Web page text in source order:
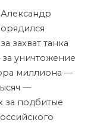
Александр
захват танка
уничтожение
миллиона —
—
за подбитые